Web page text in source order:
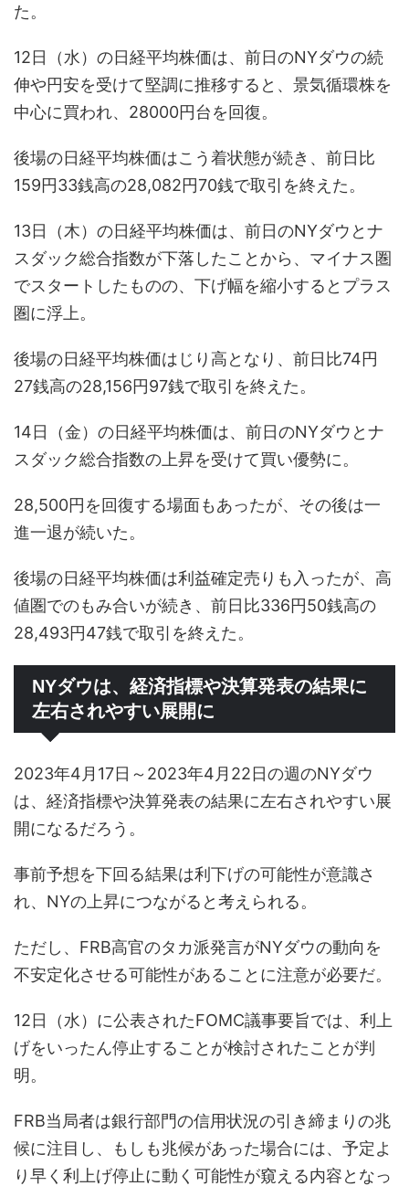
た。
12日（水）の日経平均株価は、前日のNYダウの続
伸や円安を受けて堅調に推移すると、景気循環株を
中心に買われ、28000円台を回復。
後場の日経平均株価はこう着状態が続き、前日比
159円33銭高の28,082円70銭で取引を終えた。
13日（木）の日経平均株価は、前日のNYダウとナ
スダック総合指数が下落したことから、マイナス圏
でスタートしたものの、下げ幅を縮小するとプラス
圏に浮上。
後場の日経平均株価はじり高となり、前日比74円
27銭高の28,156円97銭で取引を終えた。
14日（金）の日経平均株価は、前日のNYダウとナ
スダック総合指数の上昇を受けて買い優勢に。
28,500円を回復する場面もあったが、その後は一
進一退が続いた。
後場の日経平均株価は利益確定売りも入ったが、高
値圏でのもみ合いが続き、前日比336円50銭高の
28,493円47銭で取引を終えた。
NYダウは、経済指標や決算発表の結果に
左右されやすい展開に
2023年4月17日～2023年4月22日の週のNYダウ
は、経済指標や決算発表の結果に左右されやすい展
開になるだろう。
事前予想を下回る結果は利下げの可能性が意識さ
れ、NYの上昇につながると考えられる。
ただし、FRB高官のタカ派発言がNYダウの動向を
不安定化させる可能性があることに注意が必要だ。
12日（水）に公表されたFOMC議事要旨では、利上
げをいったん停止することが検討されたことが判
明。
FRB当局者は銀行部門の信用状況の引き締まりの兆
候に注目し、もしも兆候があった場合には、予定よ
り早く利上げ停止に動く可能性が窺える内容となっ